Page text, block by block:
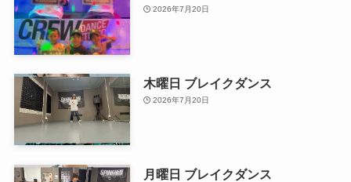
2026年7月20日
木曜日 ブレイクダンス
2026年7月20日
月曜日 ブレイクダンス